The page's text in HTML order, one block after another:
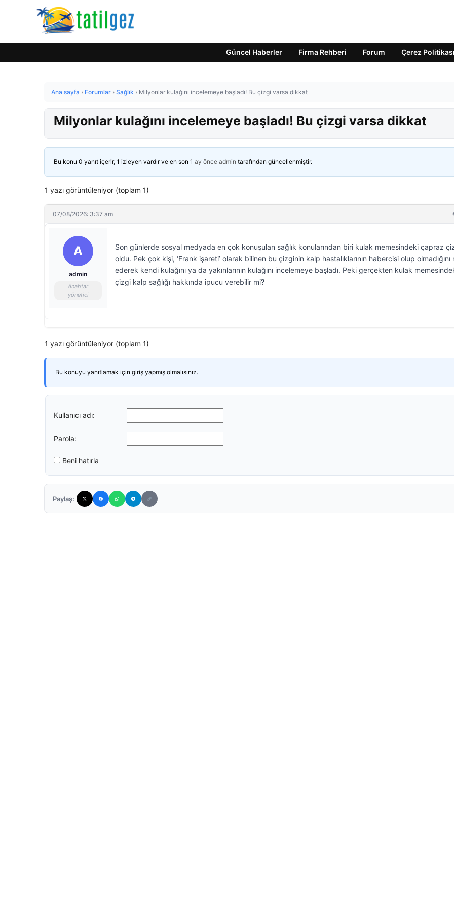
Güncel Haberler Firma Rehberi Forum Çerez Politikası
Ana sayfa › Forumlar › Sağlık › Milyonlar kulağını incelemeye başladı! Bu çizgi varsa dikkat
Milyonlar kulağını incelemeye başladı! Bu çizgi varsa dikkat
Bu konu 0 yanıt içerir, 1 izleyen vardır ve en son 1 ay önce admin tarafından güncellenmiştir.
1 yazı görüntüleniyor (toplam 1)
07/08/2026: 3:37 am
A
admin
Anahtar
yönetici
Son günlerde sosyal medyada en çok konuşulan sağlık konularından biri kulak memesindeki çapraz
oldu. Pek çok kişi, ‘Frank işareti’ olarak bilinen bu çizginin kalp hastalıklarının habercisi olup olmadığını
ederek kendi kulağını ya da yakınlarının kulağını incelemeye başladı. Peki gerçekten kulak
çizgi kalp sağlığı hakkında ipucu verebilir mi?
1 yazı görüntüleniyor (toplam 1)
Bu konuyu yanıtlamak için giriş yapmış olmalısınız.
Kullanıcı adı:
Parola:
Beni hatırla
Paylaş: